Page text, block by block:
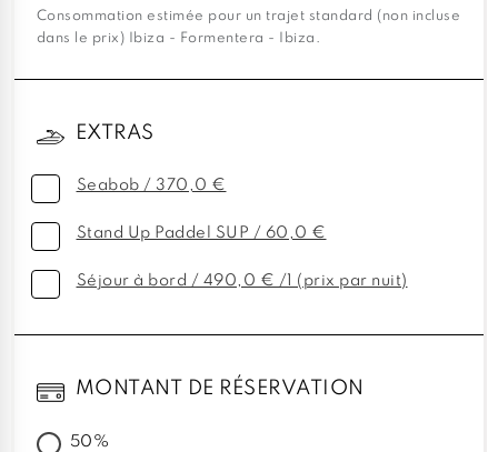
Consommation estimée pour un trajet standard (non incluse
dans le prix) Ibiza - Formentera - Ibiza.
EXTRAS
Seabob / 370,0 €
Stand Up Paddel SUP / 60,0 €
Séjour à bord / 490,0 € /1 (prix par nuit)
MONTANT DE RÉSERVATION
50%